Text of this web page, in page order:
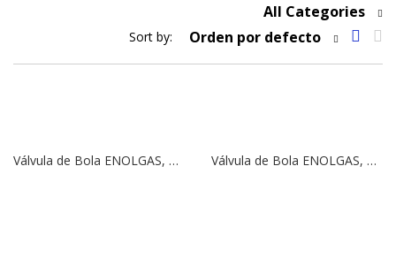
All Categories
Sort by: Orden por defecto
Válvula de Bola ENOLGAS, Modelo ROBEX VT S.0370 | 2” | PN (30) Válvula de Bola ENOLGAS, Modelo ROBEX VT S.0370 | 1 ½” | PN (35)